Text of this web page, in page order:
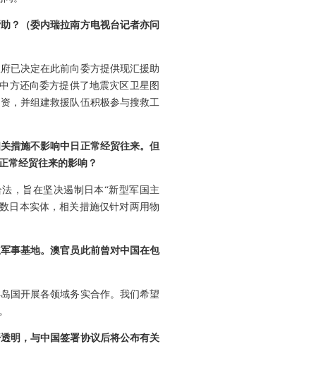
？（委内瑞拉南方电视台记者亦问
已决定在此前向委方提供现汇援助
方还向委方提供了地震灾区卫星图
，并组建救援队伍积极参与搜救工
措施不影响中日正常经贸往来。但
常经贸往来的影响？
，旨在坚决遏制日本“新型军国主
日本实体，相关措施仅针对两用物
事基地。澳官员此前曾对中国在包
国开展各领域务实合作。我们希望
明，与中国签署协议后将公布有关